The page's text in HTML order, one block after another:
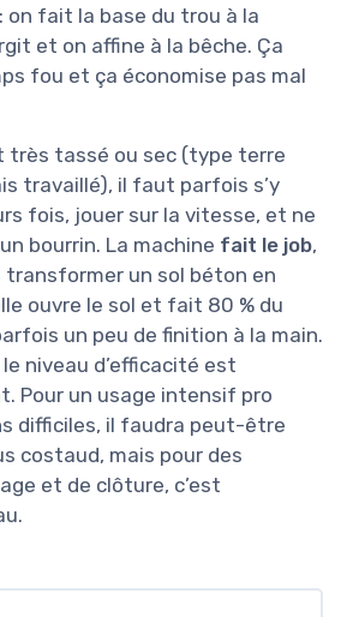
fait la base du trou à la
et on affine à la bêche. Ça
fou et ça économise pas mal
très tassé ou sec (type terre
travaillé), il faut parfois s’y
fois, jouer sur la vitesse, et ne
bourrin. La machine fait le job,
transformer un sol béton en
ouvre le sol et fait 80 % du
un peu de finition à la main.
niveau d’efficacité est
Pour un usage intensif pro
difficiles, il faudra peut-être
costaud, mais pour des
et de clôture, c’est